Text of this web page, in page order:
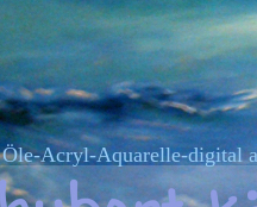
Öle-Acryl-Aquarelle-digital